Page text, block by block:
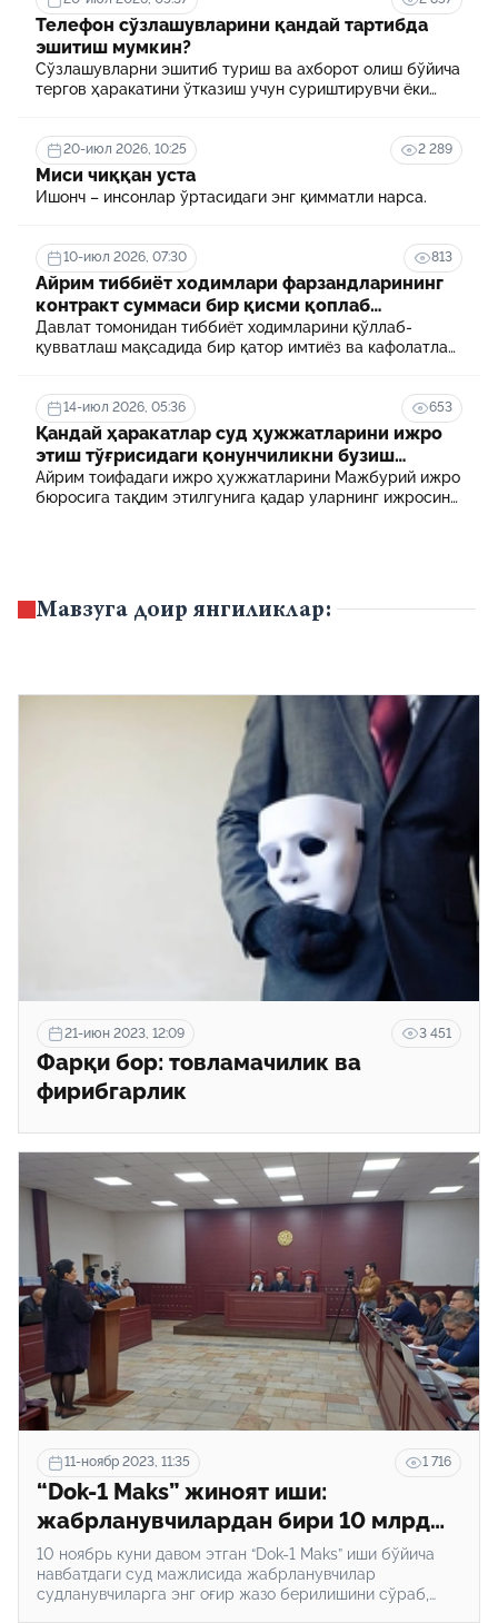
Телефон сўзлашувларини қандай тартибда
эшитиш мумкин?
Сўзлашувларни эшитиб туриш ва ахборот олиш бўйича
тергов ҳаракатини ўтказиш учун суриштирувчи ёки
20-июл 2026, 10:25 2 289
Миси чиққан уста
Ишонч – инсонлар ўртасидаги энг қимматли нарса.
10-июл 2026, 07:30 813
Айрим тиббиёт ходимлари фарзандларининг
контракт суммаси бир қисми қоплаб
берилади
Давлат томонидан тиббиёт ходимларини қўллаб-
қувватлаш мақсадида бир қатор имтиёз ва кафолатлар
муассасасида ўқиш учун тўланадиган контракт
маблағининг бир қисмини қоплаб бериш тартибидир
14-июл 2026, 05:36 653
Қандай ҳаракатлар суд ҳужжатларини ижро
этиш тўғрисидаги қонунчиликни бузиш
ҳисобланади? 5 муҳим факт
Айрим тоифадаги ижро ҳужжатларини Мажбурий ижро
бюросига тақдим этилгунига қадар уларнинг ижросини
Мавзуга доир янгиликлар:
21-июн 2023, 12:09 3 451
Фарқи бор: товламачилик ва
фирибгарлик
11-ноябр 2023, 11:35 1 716
“Dok-1 Мaks” жиноят иши:
жабрланувчилардан бири 10 млрд
сўм товон пули талаб қилди
10 ноябрь куни давом этган “Dok-1 Maks” иши бўйича
навбатдаги суд мажлисида жабрланувчилар
судланувчиларга энг оғир жазо берилишини сўраб,